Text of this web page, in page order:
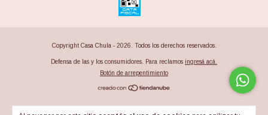
Copyright Casa Chula - 2026. Todos los derechos reservados.
Defensa de las y los consumidores. Para reclamos ingresá acá.
Botón de arrepentimiento